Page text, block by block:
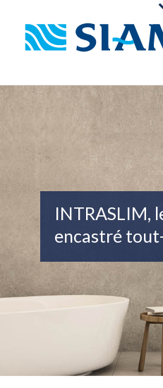
INTRASLIM,
encastré